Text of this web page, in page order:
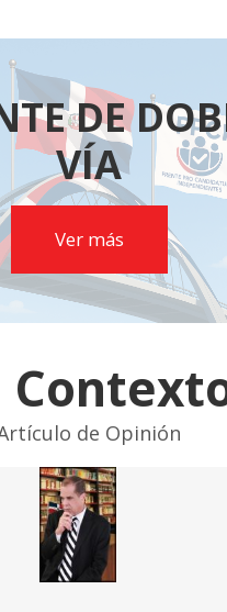
DE
VÍA
Ver más
de Opinión